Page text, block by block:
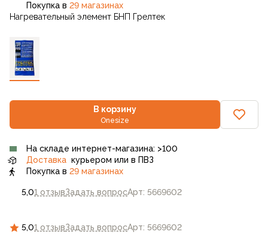
5,01 отзывЗадать вопросАрт: 5669602
Покупка в 29 магазинах
Нагревательный элемент БНП Грелтек
В корзину
Onesize
5,01 отзывЗадать вопросАрт: 5669602
На складе интернет-магазина: >100
Доставка курьером или в ПВЗ
Покупка в 29 магазинах